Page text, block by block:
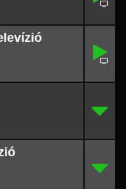
2688x
1280x
74
987 /9751